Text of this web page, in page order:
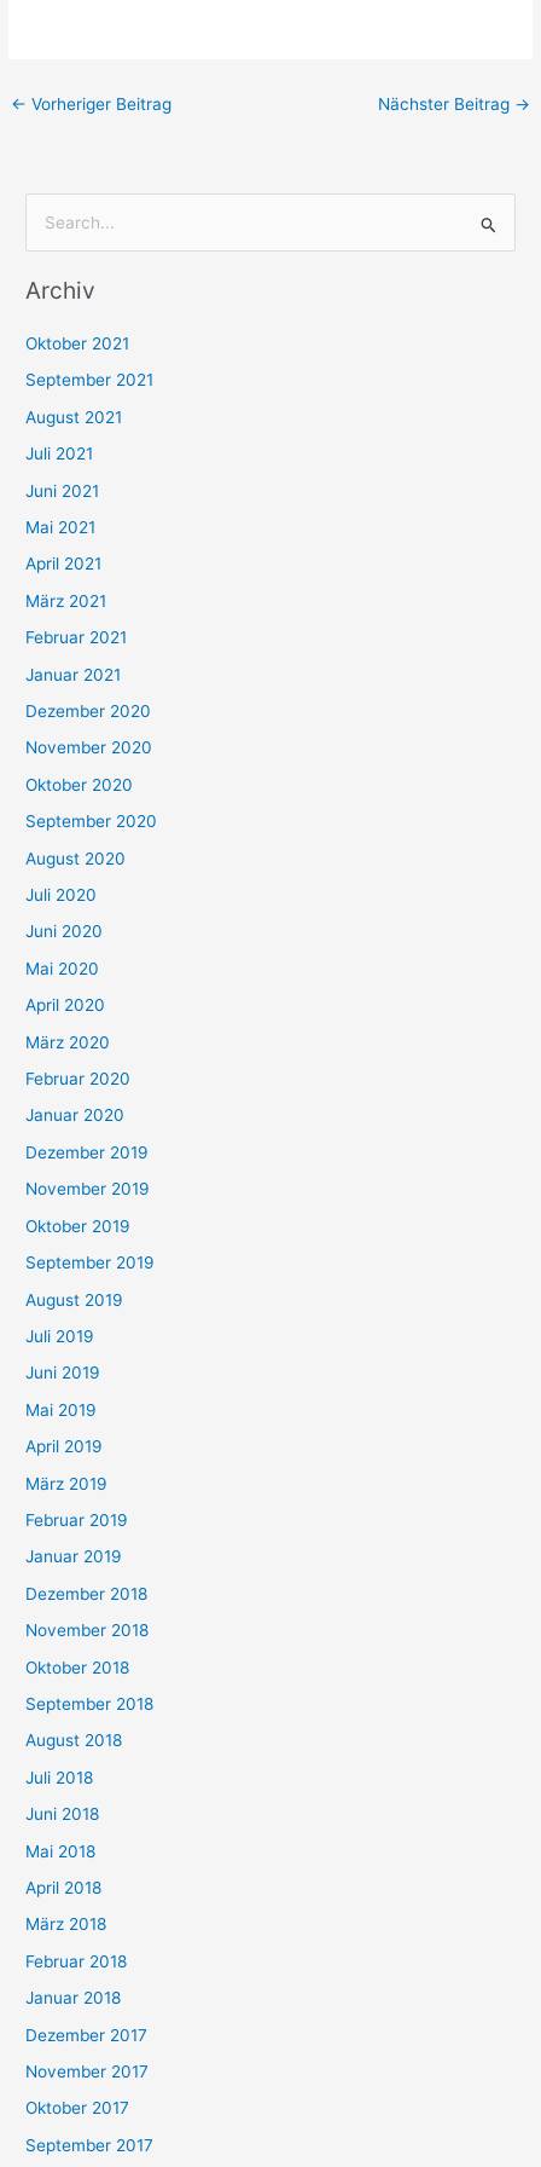
← Vorheriger Beitrag Nächster Beitrag →
c
n
n
a
c
h
:
Archiv
Oktober 2021
September 2021
August 2021
Juli 2021
Juni 2021
Mai 2021
April 2021
März 2021
Februar 2021
Januar 2021
Dezember 2020
November 2020
Oktober 2020
September 2020
August 2020
Juli 2020
Juni 2020
Mai 2020
April 2020
März 2020
Februar 2020
Januar 2020
Dezember 2019
November 2019
Oktober 2019
September 2019
August 2019
Juli 2019
Juni 2019
Mai 2019
April 2019
März 2019
Februar 2019
Januar 2019
Dezember 2018
November 2018
Oktober 2018
September 2018
August 2018
Juli 2018
Juni 2018
Mai 2018
April 2018
März 2018
Februar 2018
Januar 2018
Dezember 2017
November 2017
Oktober 2017
September 2017